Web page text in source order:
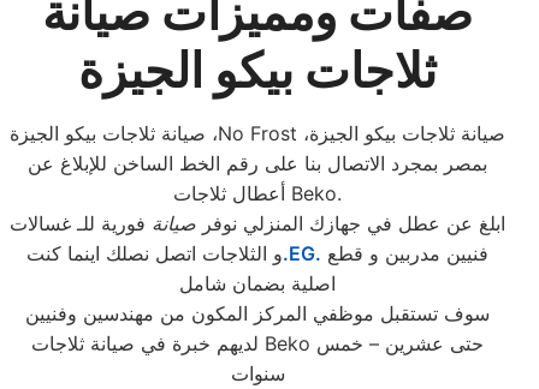
صفات ومميزات صيانة
ثلاجات بيكو الجيزة
صيانة ثلاجات بيكو الجيزة ،No Frost ،صيانة ثلاجات بيكو الجيزة
بمصر بمجرد الاتصال بنا على رقم الخط الساخن للإبلاغ عن
أعطال ثلاجات Beko.
ابلغ عن عطل في جهازك المنزلي نوفر صيانة فورية للـ غسالات
و الثلاجات اتصل نصلك اينما كنت.EG.
اصلية بضمان شامل
سوف تستقبل موظفي المركز المكون من مهندسين وفنيين
لديهم خبرة في صيانة ثلاجات Beko حتى عشرين – خمس
سنوات